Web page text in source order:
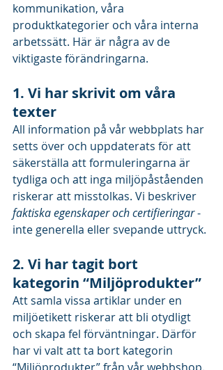
kommunikation, våra
produktkategorier och våra interna
arbetssätt. Här är några av de
viktigaste förändringarna.
1. Vi har skrivit om våra
texter
All information på vår webbplats har
setts över och uppdaterats för att
säkerställa att formuleringarna är
tydliga och att inga miljöpåståenden
riskerar att misstolkas. Vi beskriver
faktiska egenskaper och certifieringar -
inte generella eller svepande uttryck.
2. Vi har tagit bort
kategorin “Miljöprodukter”
Att samla vissa artiklar under en
miljöetikett riskerar att bli otydligt
och skapa fel förväntningar. Därför
har vi valt att ta bort kategorin